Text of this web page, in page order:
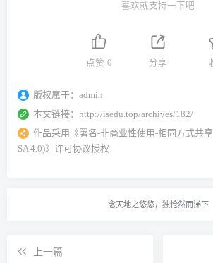
喜欢就支持一下吧
点赞 0 分享
版权属于： admin
本文链接： http://isedu.top/archives/182/
作品采用 《署名-非商业性使用-相同方式共
SA 4.0)》许可协议授权
念天地之悠悠，独怆然而涕下
上一篇